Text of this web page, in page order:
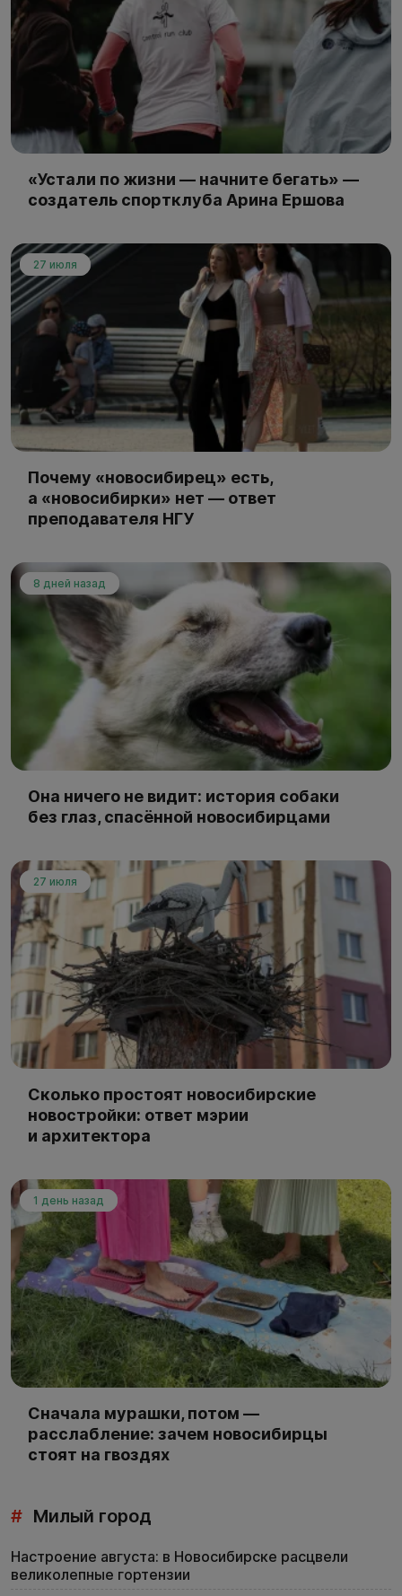
«Устали по жизни — начните бегать» —
создатель спортклуба Арина Ершова
27 июля
Почему «новосибирец» есть,
а «новосибирки» нет — ответ
преподавателя НГУ
8 дней назад
Она ничего не видит: история собаки
без глаз, спасённой новосибирцами
27 июля
Сколько простоят новосибирские
новостройки: ответ мэрии
и архитектора
1 день назад
Сначала мурашки, потом —
расслабление: зачем новосибирцы
стоят на гвоздях
# Милый город
Настроение августа: в Новосибирске расцвели
великолепные гортензии